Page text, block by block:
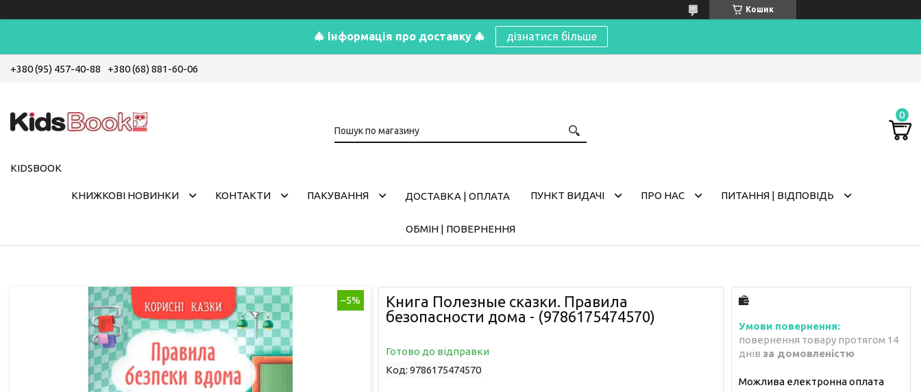
Кошик
🎄 Інформація про доставку 🎄 дізнатися більше
+380 (95) 457-40-88 +380 (68) 881-60-06
KIDSBOOK
КНИЖКОВІ НОВИНКИ КОНТАКТИ ПАКУВАННЯ ДОСТАВКА | ОПЛАТА ПУНКТ ВИДАЧІ ПРО НАС ПИТАННЯ | ВІДПОВІДЬ
ОБМІН | ПОВЕРНЕННЯ
–5%
Книга Полезные сказки. Правила
безопасности дома - (9786175474570)
Готово до відправки
Код: 9786175474570
повернення товару протягом 14
днів за домовленістю